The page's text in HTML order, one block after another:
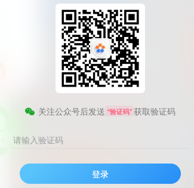
添加了显示密码的功能！请注
连接。 📶
关注公众号后发送 “验证码” 获取验证码
请输入验证码
登录